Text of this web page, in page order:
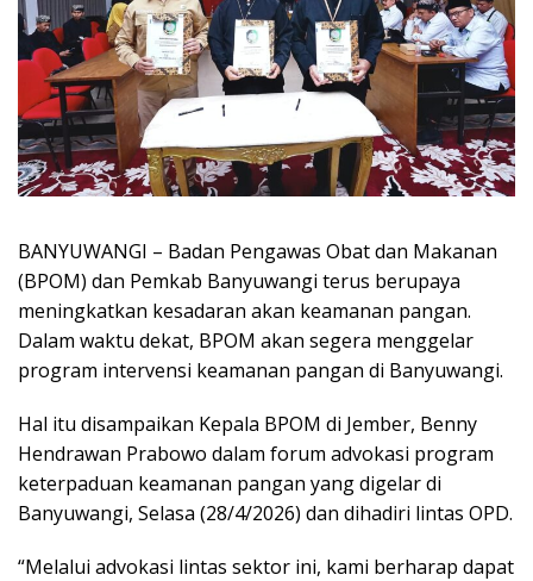
BANYUWANGI – Badan Pengawas Obat dan Makanan
(BPOM) dan Pemkab Banyuwangi terus berupaya
meningkatkan kesadaran akan keamanan pangan.
Dalam waktu dekat, BPOM akan segera menggelar
program intervensi keamanan pangan di Banyuwangi.
Hal itu disampaikan Kepala BPOM di Jember, Benny
Hendrawan Prabowo dalam forum advokasi program
keterpaduan keamanan pangan yang digelar di
Banyuwangi, Selasa (28/4/2026) dan dihadiri lintas OPD.
“Melalui advokasi lintas sektor ini, kami berharap dapat